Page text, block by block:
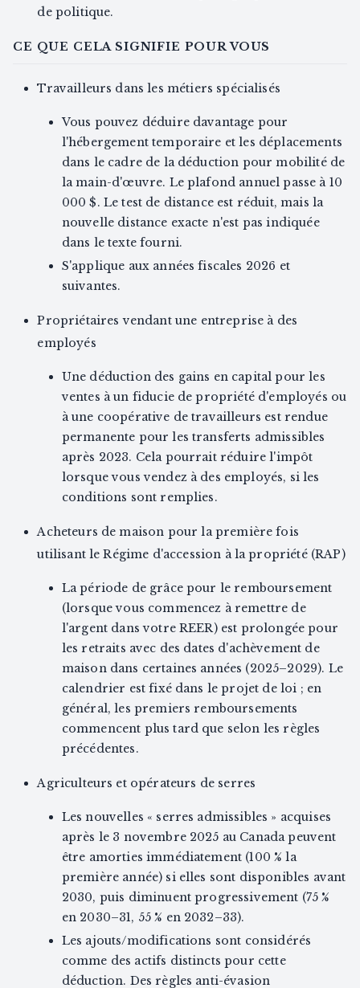
de politique.
CE QUE CELA SIGNIFIE POUR VOUS
Travailleurs dans les métiers spécialisés
Vous pouvez déduire davantage pour
l'hébergement temporaire et les déplacements
dans le cadre de la déduction pour mobilité de
la main-d'œuvre. Le plafond annuel passe à 10
000 $. Le test de distance est réduit, mais la
nouvelle distance exacte n'est pas indiquée
dans le texte fourni.
S'applique aux années fiscales 2026 et
suivantes.
Propriétaires vendant une entreprise à des
employés
Une déduction des gains en capital pour les
ventes à un fiducie de propriété d'employés ou
à une coopérative de travailleurs est rendue
permanente pour les transferts admissibles
après 2023. Cela pourrait réduire l'impôt
lorsque vous vendez à des employés, si les
conditions sont remplies.
Acheteurs de maison pour la première fois
utilisant le Régime d'accession à la propriété (RAP)
La période de grâce pour le remboursement
(lorsque vous commencez à remettre de
l'argent dans votre REER) est prolongée pour
les retraits avec des dates d'achèvement de
maison dans certaines années (2025–2029). Le
calendrier est fixé dans le projet de loi ; en
général, les premiers remboursements
commencent plus tard que selon les règles
précédentes.
Agriculteurs et opérateurs de serres
Les nouvelles « serres admissibles » acquises
après le 3 novembre 2025 au Canada peuvent
être amorties immédiatement (100 % la
première année) si elles sont disponibles avant
2030, puis diminuent progressivement (75 %
en 2030–31, 55 % en 2032–33).
Les ajouts/modifications sont considérés
comme des actifs distincts pour cette
déduction. Des règles anti-évasion